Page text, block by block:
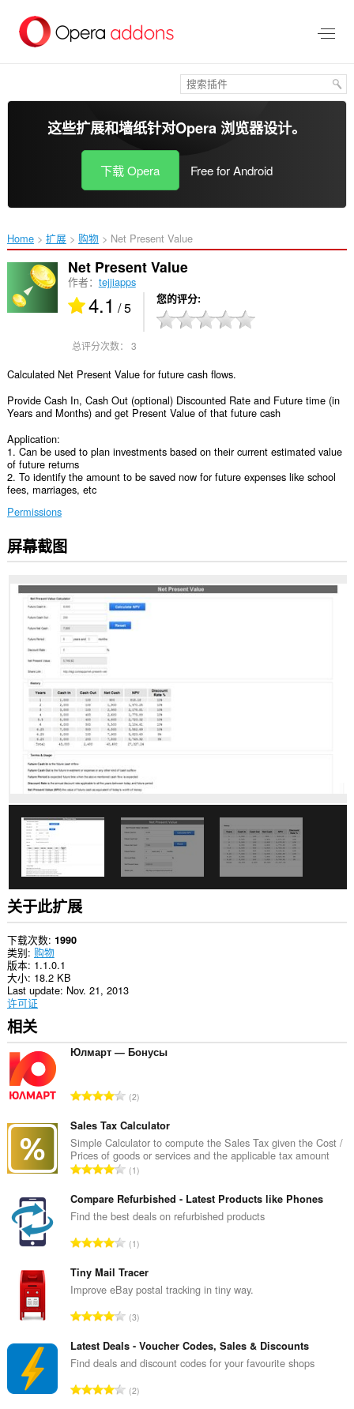
这些扩展和墙纸针对Opera 浏览器设计。
下载 Opera Free for Android
Home 扩展 购物 Net Present Value‎
Net Present Value
作者： tejjiapps
4.1 / 5 您的评分
总评分次数： 3
Calculated Net Present Value for future cash flows.
Provide Cash In, Cash Out (optional) Discounted Rate and Future time (in
Years and Months) and get Present Value of that future cash
Application:
1. Can be used to plan investments based on their current estimated value
of future returns
2. To identify the amount to be saved now for future expenses like school
fees, marriages, etc
Permissions
此
扩
和
浏
览
活
动。
This
extension
can
store
an
unlimited
amount
of
client-
side
data.
屏幕截图
关于此扩展
下载次数 1990
类别 购物
版本 1.1.0.1
大小 18.2 KB
Last update Nov. 21, 2013
许可证
相关
Юлмарт — Бонусы
总
分
次
数
：
2
Sales Tax Calculator
Simple Calculator to compute the Sales Tax given the Cost /
Prices of goods or services and the applicable tax amount
总
分
次
：
1
Compare Refurbished - Latest Products like Phones
Find the best deals on refurbished products
总
分
次
：
1
Tiny Mail Tracer
Improve eBay postal tracking in tiny way.
总
分
次
：
3
Latest Deals - Voucher Codes, Sales & Discounts
Find deals and discount codes for your favourite shops
总
2